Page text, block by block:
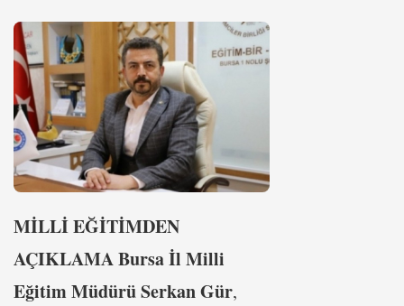
MİLLİ EĞİTİMDEN
AÇIKLAMABursa İl Milli
Eğitim Müdürü Serkan Gür,